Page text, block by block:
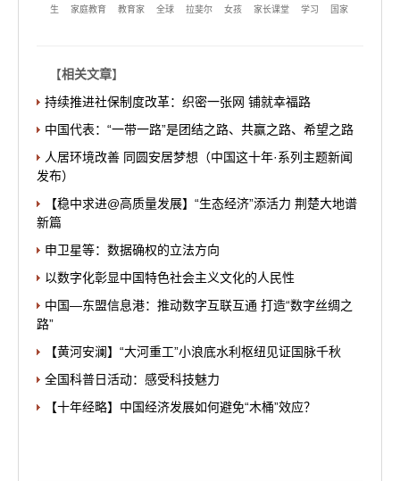
生
家庭教育 教育家 全球 拉斐尔 女孩 家长课堂 学习 国家
【相关文章】
持续推进社保制度改革：织密一张网 铺就幸福路
中国代表：“一带一路”是团结之路、共赢之路、希望之路
人居环境改善 同圆安居梦想（中国这十年·系列主题新闻
发布）
【稳中求进@高质量发展】“生态经济”添活力 荆楚大地谱
新篇
申卫星等：数据确权的立法方向
以数字化彰显中国特色社会主义文化的人民性
中国—东盟信息港：推动数字互联互通 打造“数字丝绸之
路”
【黄河安澜】“大河重工”小浪底水利枢纽见证国脉千秋
全国科普日活动：感受科技魅力
【十年经略】中国经济发展如何避免“木桶”效应？